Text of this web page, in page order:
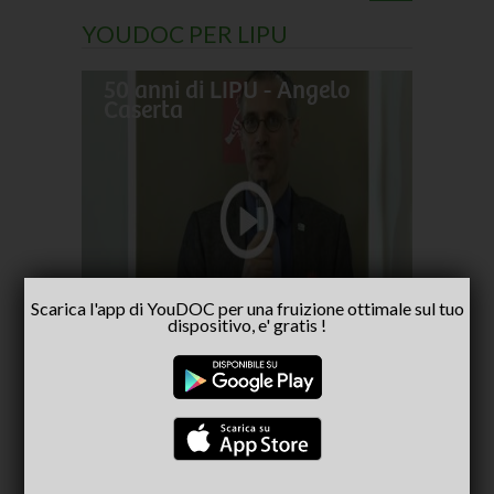
YOUDOC PER LIPU
50 anni di LIPU - Angelo
Caserta
CONSIGLIATI PER TE(ACTIVE TAB)
Scarica l'app di YouDOC per una fruizione ottimale sul tuo
dispositivo, e' gratis !